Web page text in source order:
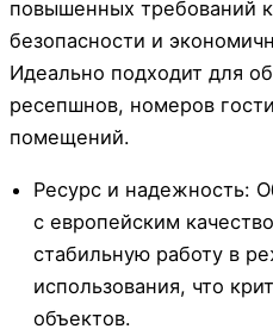
повышенных требований
безопасности и
Идеально подходит для
ресепшнов, номеров
помещений.
Ресурс и надежность:
с европейским
стабильную работу в
использования, что
объектов.